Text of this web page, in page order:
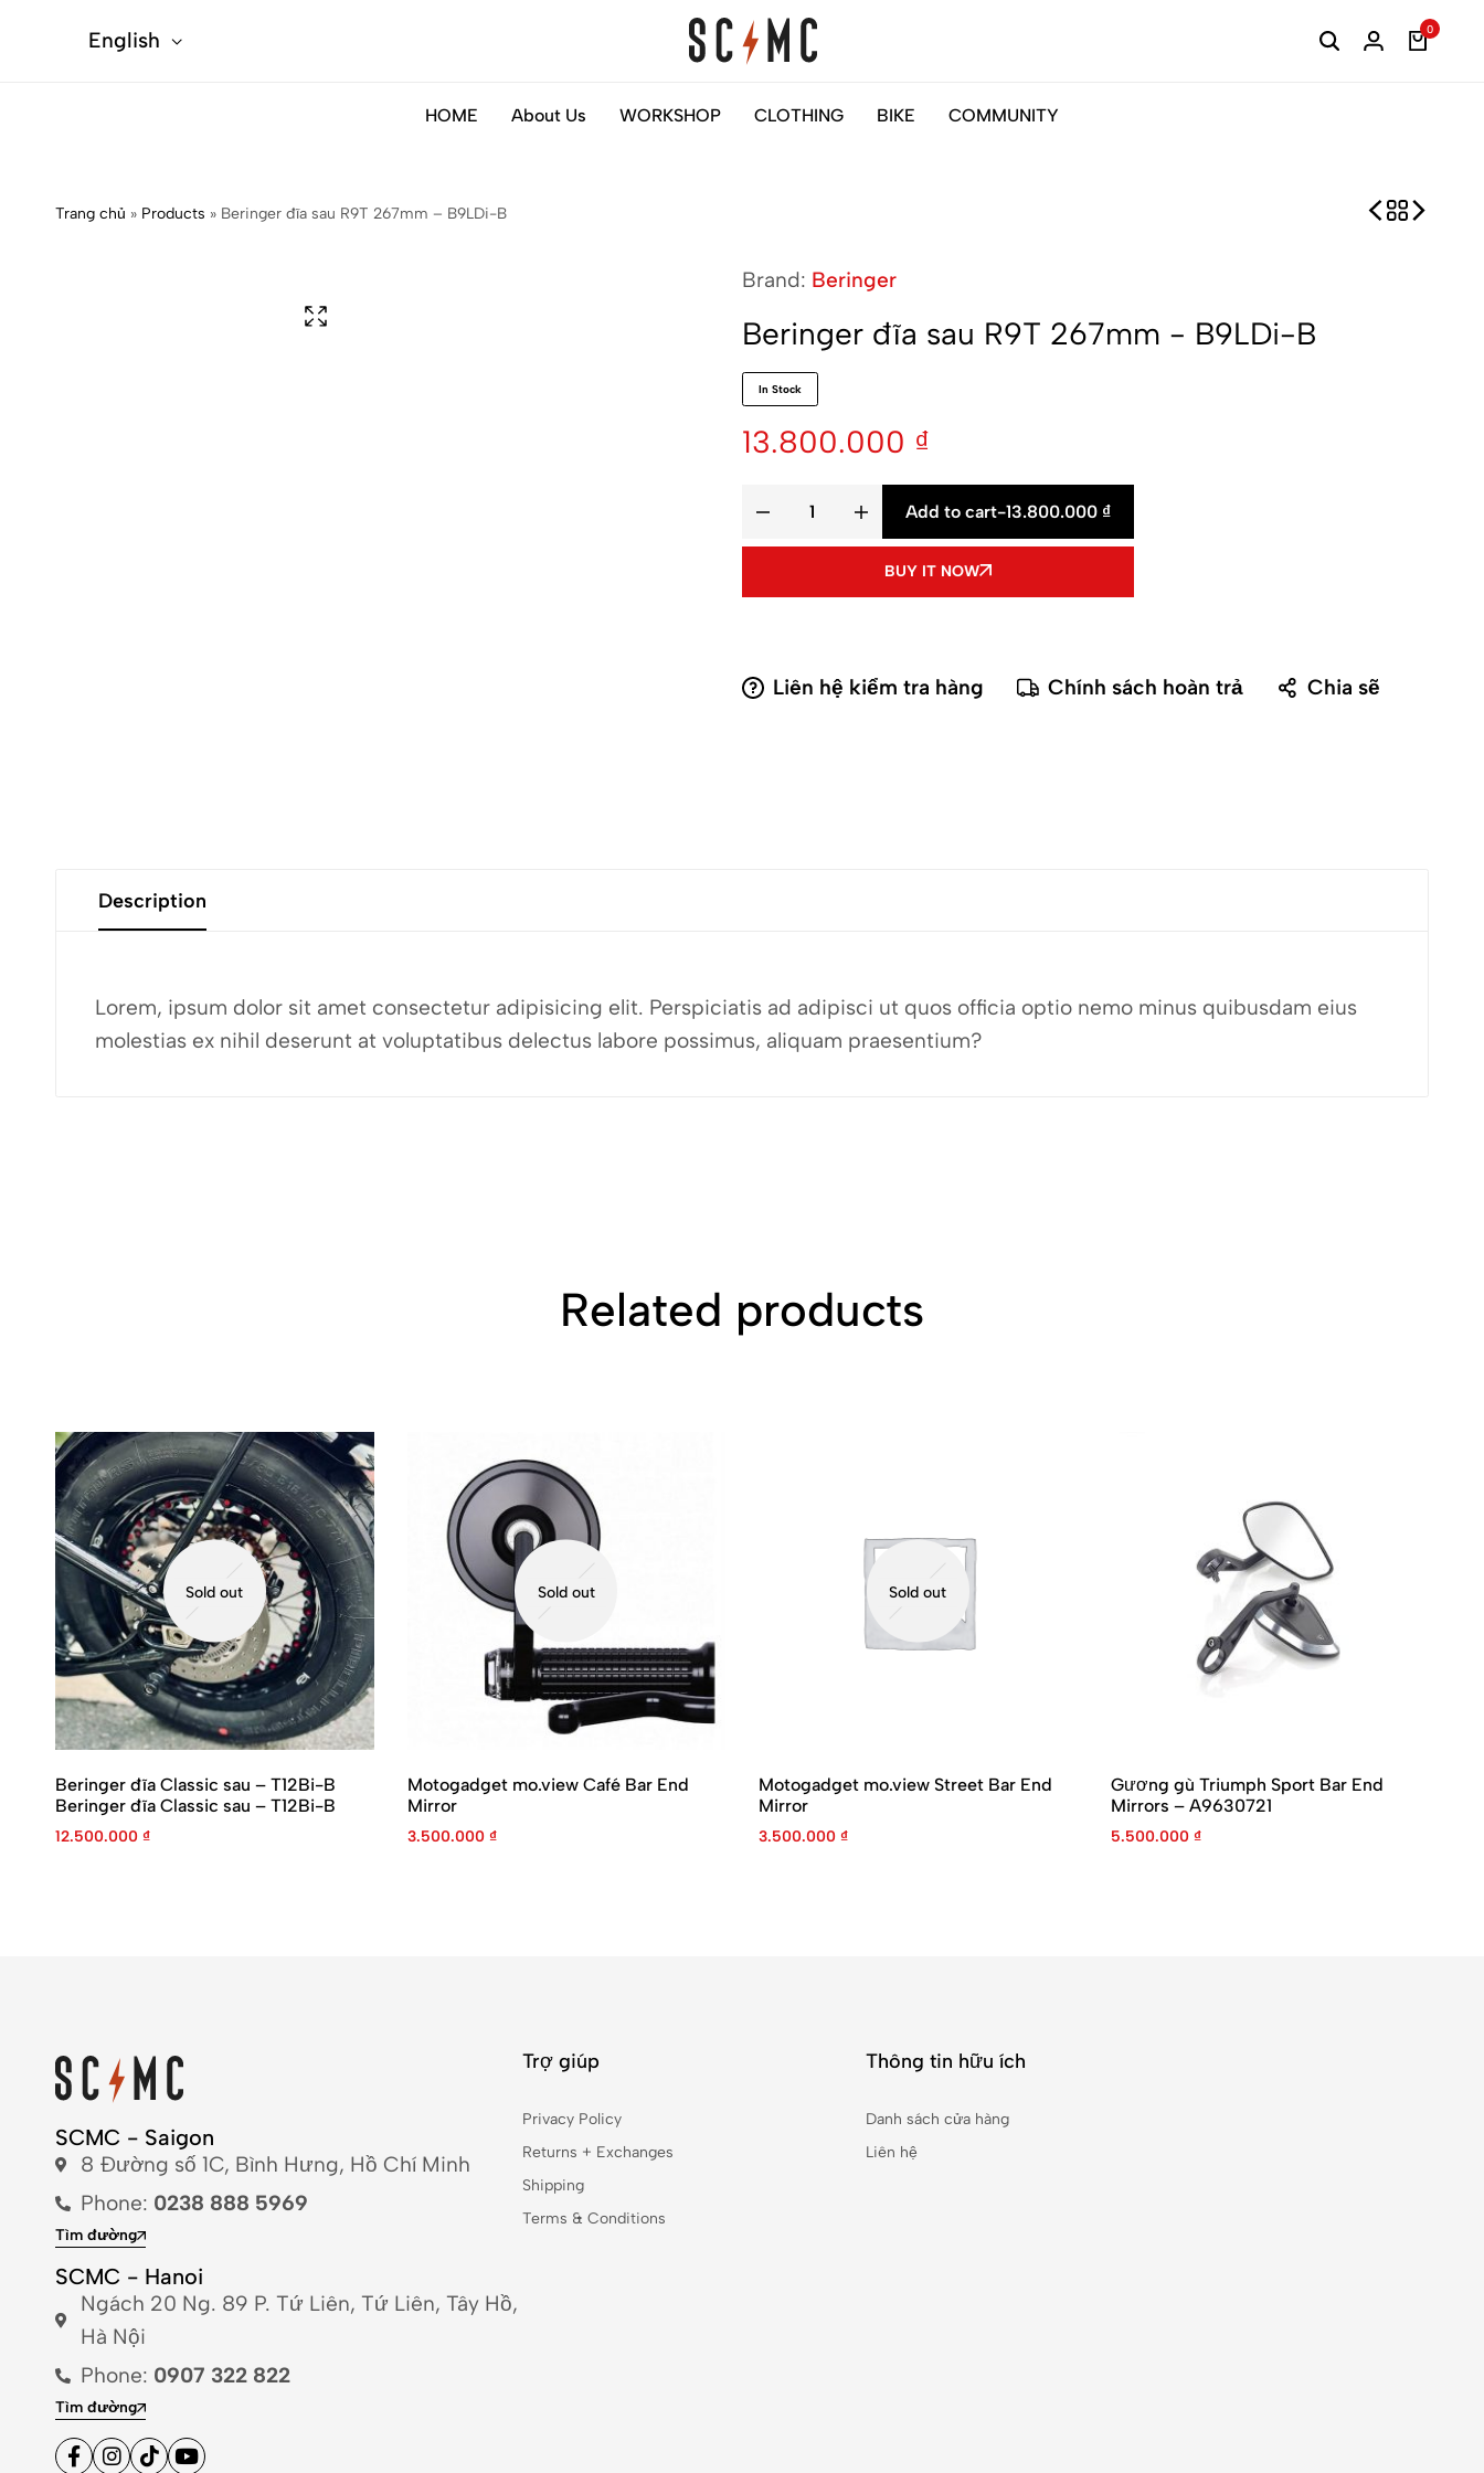
English
Classic
you
motorbike
0
HOME About Us WORKSHOP CLOTHING BIKE COMMUNITY
Trang chủ » Products » Beringer đĩa sau R9T 267mm – B9LDi-B
Brand: Beringer
Beringer đĩa sau R9T 267mm - B9LDi-B
In Stock
13.800.000 ₫
Add to cart-13.800.000 ₫
BUY IT NOW
Liên hệ kiểm tra hàng Chính sách hoàn trả Chia sẽ
Description
Lorem, ipsum dolor sit amet consectetur adipisicing elit. Perspiciatis ad adipisci ut quos officia optio nemo minus quibusdam eius
molestias ex nihil deserunt at voluptatibus delectus labore possimus, aliquam praesentium?
Related products
Sold out
Beringer đĩa Classic sau – T12Bi-B
Beringer đĩa Classic sau – T12Bi-B
12.500.000 ₫
Sold out
Motogadget mo.view Café Bar End
Mirror
3.500.000 ₫
Sold out
Motogadget mo.view Street Bar End
Mirror
3.500.000 ₫
Gương gù Triumph Sport Bar End
Mirrors – A9630721
5.500.000 ₫
SCMC - Saigon
8 Đường số 1C, Bình Hưng, Hồ Chí Minh
Phone: 0238 888 5969
Tìm đường
SCMC - Hanoi
Ngách 20 Ng. 89 P. Tứ Liên, Tứ Liên, Tây Hồ,
Hà Nội
Phone: 0907 322 822
Tìm đường
Trợ giúp
Privacy Policy
Returns + Exchanges
Shipping
Terms & Conditions
Thông tin hữu ích
Danh sách cửa hàng
Liên hệ